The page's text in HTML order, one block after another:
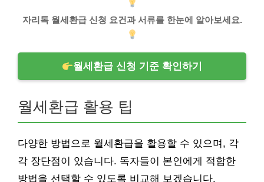
자리톡 월세환급 신청 요건과 서류를 한눈에 알아보세요.
월세환급 신청 기준 확인하기
월세환급 활용 팁
다양한 방법으로 월세환급을 활용할 수 있으며, 각
각 장단점이 있습니다. 독자들이 본인에게 적합한
방법을 선택할 수 있도록 비교해 보겠습니다.